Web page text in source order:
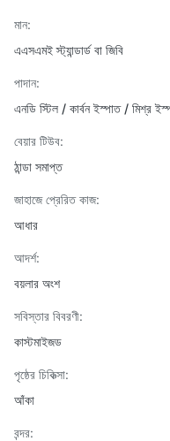
মান:
এএসএমই স্ট্যান্ডার্ড বা জিবি
পাদান:
এনডি স্টিল / কার্বন ইস্পাত / মিশ্র
বেয়ার টিউব:
ঠান্ডা সমাপ্ত
জাহাজে প্রেরিত কাজ:
আধার
আদর্শ:
বয়লার অংশ
সবিস্তার বিবরণী:
কাস্টমাইজড
পৃষ্ঠের চিকিত্সা:
আঁকা
বন্দর: